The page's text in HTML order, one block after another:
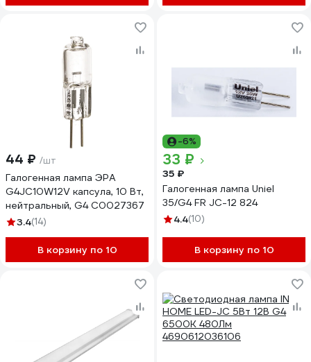
44 ₽ /шт
Галогенная лампа ЭРА
G4JC10W12V капсула, 10 Вт,
нейтральный, G4 C0027367
3.4(14)
В корзину по 10
-6%
33 ₽
35 ₽
Галогенная лампа Uniel
35/G4 FR JC-12 824
4.4(10)
В корзину по 10